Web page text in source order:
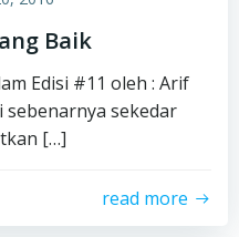
Baik
Edisi #11 oleh : Arif
sebenarnya sekedar
[…]
read more